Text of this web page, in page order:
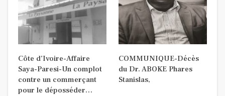
Côte d’Ivoire-Affaire
Saya-Paresi-Un complot
contre un commerçant
pour le déposséder…
COMMUNIQUE-Décès
du Dr. ABOKE Phares
Stanislas,